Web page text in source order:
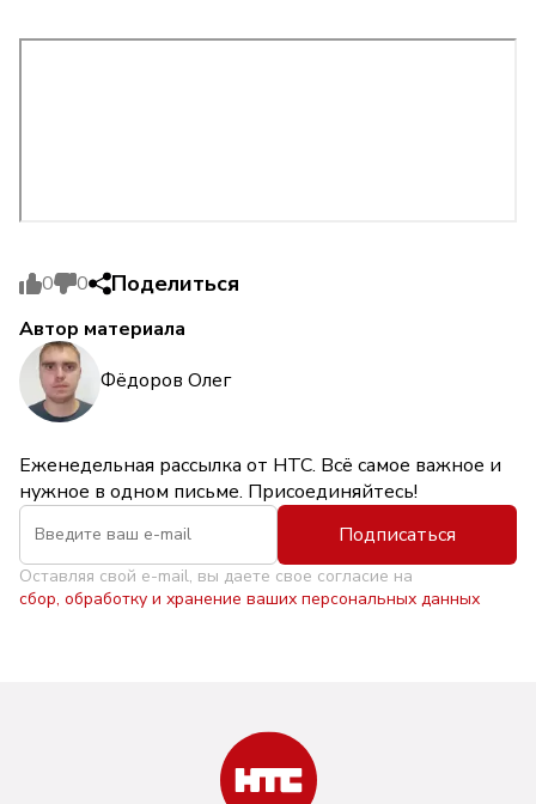
0 0 Поделиться
Автор материала
Фёдоров Олег
Еженедельная рассылка от НТС. Всё самое важное и
нужное в одном письме. Присоединяйтесь!
Подписаться
Оставляя свой e-mail, вы даете свое согласие на
сбор, обработку и хранение ваших персональных данных